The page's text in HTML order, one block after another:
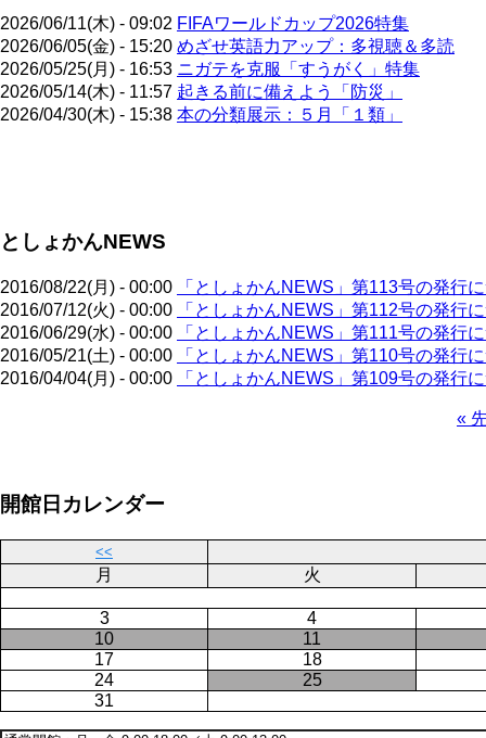
2026/06/11(木) - 09:02 FIFAワールドカップ2026特集
2026/06/05(金) - 15:20 めざせ英語力アップ：多視聴＆多読
2026/05/25(月) - 16:53 ニガテを克服「すうがく」特集
2026/05/14(木) - 11:57 起きる前に備えよう「防災」
2026/04/30(木) - 15:38 本の分類展示：５月「１類」
送
としょかんNEWS
2016/08/22(月) - 00:00
「としょかんNEWS」第113号の発行
2016/07/12(火) - 00:00
「としょかんNEWS」第112号の発行
2016/06/29(水) - 00:00
「としょかんNEWS」第111号の発行
2016/05/21(土) - 00:00
「としょかんNEWS」第110号の発行
2016/04/04(月) - 00:00
「としょかんNEWS」第109号の発行
送
先
«
開館日カレンダー
<<
月 火
3
4
10
11
17
18
24
25
31